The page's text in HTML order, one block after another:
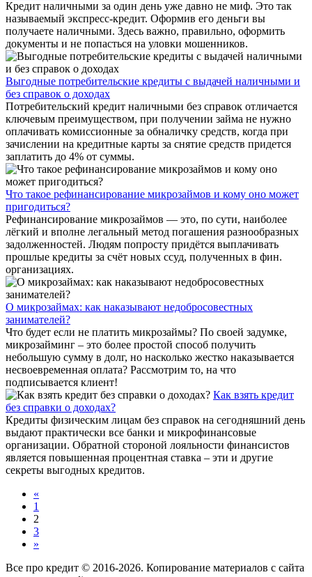
Кредит наличными за один день уже давно не миф. Это так
называемый экспресс-кредит. Оформив его деньги вы
получаете наличными. Здесь важно, правильно, оформить
документы и не попасться на уловки мошенников.
Выгодные потребительские кредиты с выдачей наличными и
без справок о доходах
Потребительский кредит наличными без справок отличается
ключевым преимуществом, при получении займа не нужно
оплачивать комиссионные за обналичку средств, когда при
зачислении на кредитные карты за снятие средств придется
заплатить до 4% от суммы.
Что такое рефинансирование микрозаймов и кому оно может
пригодиться?
Рефинансирование микрозаймов — это, по сути, наиболее
лёгкий и вполне легальный метод погашения разнообразных
задолженностей. Людям попросту придётся выплачивать
прошлые кредиты за счёт новых ссуд, полученных в фин.
организациях.
О микрозаймах: как наказывают недобросовестных
занимателей?
Что будет если не платить микрозаймы? По своей задумке,
микрозайминг – это более простой способ получить
небольшую сумму в долг, но насколько жестко наказывается
несвоевременная оплата? Рассмотрим то, на что
подписывается клиент!
Как взять кредит
без справки о доходах?
Кредиты физическим лицам без справок на сегодняшний день
выдают практически все банки и микрофинансовые
организации. Обратной стороной лояльности финансистов
является повышенная процентная ставка – эти и другие
секреты выгодных кредитов.
«
1
2
3
»
Все про кредит © 2016-2026. Копирование материалов с сайта